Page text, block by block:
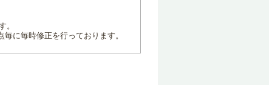
。
に毎時修正を行っております。